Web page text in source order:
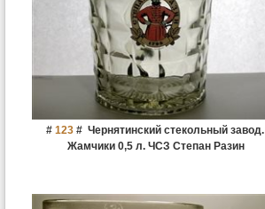
# 123# Чернятинский стекольный завод.
Жамчики 0,5 л. ЧСЗ Степан Разин